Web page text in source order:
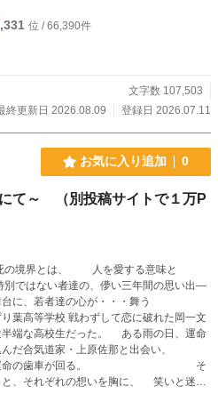
位 / 66,390件
文字数 107,503
終更新日 2026.08.09
登録日 2026.07.11
お気に入り追加 0
～ （別投稿サイトで１万P
境界とは、 人を愛する意味と
に、若者達の心が・・・舞う
等学校 戦わずして恋に破れた岡一文
半端な高校生だった。 ある雨の日、運命
んだ合気道家・上原佐那と出会い、
命の歯車が回る。 そ
と、それぞれの想いを胸に、 笑いと迷い